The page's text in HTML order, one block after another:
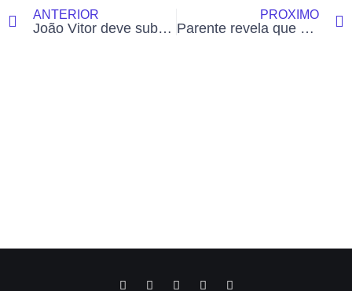
ANTERIOR
João Vitor deve substituir Wendell Barbosa na Secretaria de Esportes de Rio Branco nos próximos dias
PRÓXIMO
Parente revela que mulher que matou irmão com 37 facadas já havia tentado cometer o crime antes